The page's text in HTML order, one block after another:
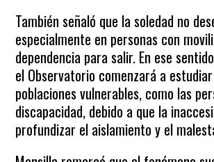
También señaló que la soledad no
especialmente en personas con
dependencia para salir. En ese
el Observatorio comenzará a
poblaciones vulnerables, como las
discapacidad, debido a que la
profundizar el aislamiento y el